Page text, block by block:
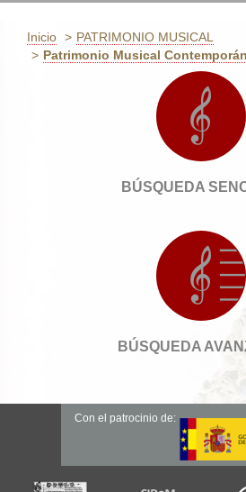
Inicio
PATRIMONIO MUSICAL
Patrimonio Musical
BÚSQUEDA
BÚSQUEDA
Con el patrocinio de: